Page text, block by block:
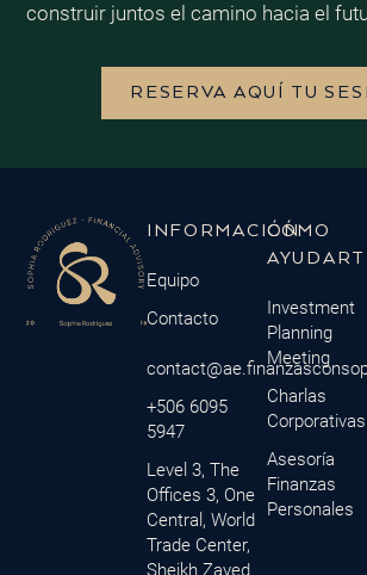
construir juntos el camino hacia el
RESERVA AQUÍ TU
INFORMACIÓN
Equipo
Contacto
+506 6095
5947
Level 3, The
Offices 3, One
Central, World
Trade Center,
Sheikh Zayed
CÓMO
Investment
Planning
Meeting
Charlas
Corporativas
Asesoría
Finanzas
Personales